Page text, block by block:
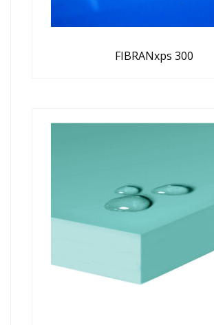
FIBRANxps 300